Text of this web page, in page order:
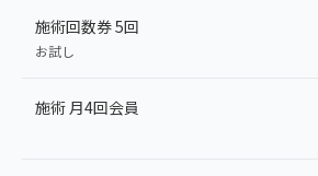
施術回数券 5回
お試し
施術 月4回会員